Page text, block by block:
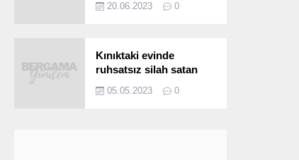
20.06.2023 0
Kınıktaki evinde
ruhsatsız silah satan
05.05.2023 0